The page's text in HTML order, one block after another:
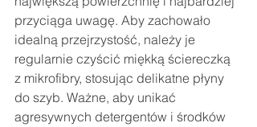
przyciąga uwagę. Aby zachowało
idealną przejrzystość, należy je
regularnie czyścić miękką ściereczką
z mikrofibry, stosując delikatne płyny
do szyb. Ważne, aby unikać
agresywnych detergentów i środków